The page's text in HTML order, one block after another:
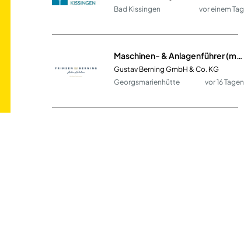
Bad Kissingen
vor einem Tag
Maschinen- & Anlagenführer (m/w/d) im Lebensmittelbereich
Gustav Berning GmbH & Co. KG
Georgsmarienhütte
vor 16 Tagen